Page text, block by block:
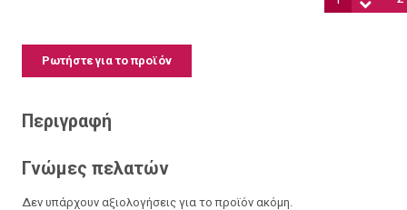
Ρωτήστε για το προϊόν
Περιγραφή
Γνώμες πελατών
Δεν υπάρχουν αξιολογήσεις για το προϊόν ακόμη.